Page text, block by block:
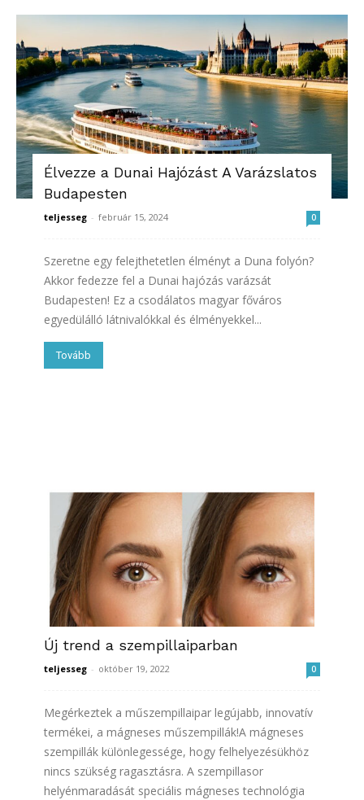
Élvezze a Dunai Hajózást A Varázslatos
Budapesten
teljesseg - február 15, 2024 0
Szeretne egy felejthetetlen élményt a Duna folyón?
Akkor fedezze fel a Dunai hajózás varázsát
Budapesten! Ez a csodálatos magyar főváros
egyedülálló látnivalókkal és élményekkel...
Tovább
Új trend a szempillaiparban
teljesseg - október 19, 2022 0
Megérkeztek a műszempillaipar legújabb, innovatív
termékei, a mágneses műszempillák!A mágneses
szempillák különlegessége, hogy felhelyezésükhöz
nincs szükség ragasztásra. A szempillasor
helyénmaradását speciális mágneses technológia